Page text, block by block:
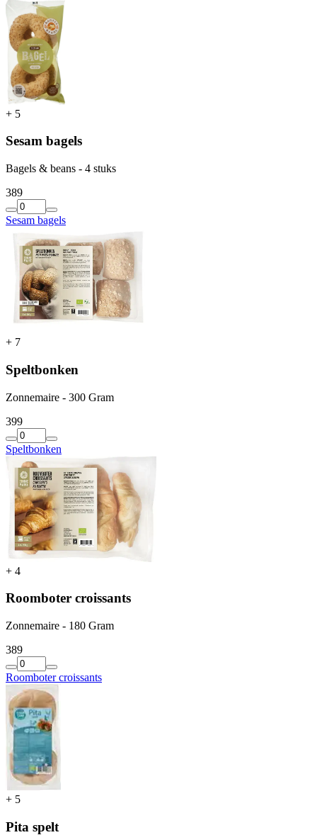
+ 5
Sesam bagels
Bagels & beans - 4 stuks
389
Sesam bagels
+ 7
Speltbonken
Zonnemaire - 300 Gram
399
Speltbonken
+ 4
Roomboter croissants
Zonnemaire - 180 Gram
389
Roomboter croissants
+ 5
Pita spelt